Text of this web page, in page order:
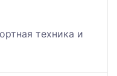
техника и